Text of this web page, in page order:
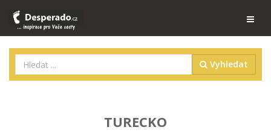
Vyhledat
TURECKO